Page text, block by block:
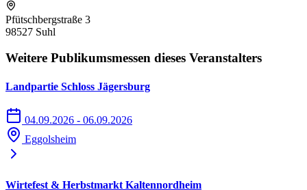
Pfütschbergstraße 3
98527 Suhl
Weitere Publikumsmessen dieses Veranstalters
Landpartie Schloss Jägersburg
04.09.2026 - 06.09.2026
Eggolsheim
Wirtefest & Herbstmarkt Kaltennordheim